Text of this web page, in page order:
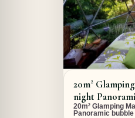
20m²
night
20m² Glamping
Panoramic